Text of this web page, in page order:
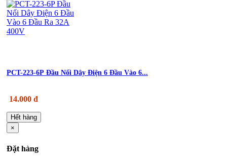
PCT-223-6P Đầu Nối Dây Điện 6 Đầu Vào 6...
14.000 đ
Hết hàng
×
Đặt hàng